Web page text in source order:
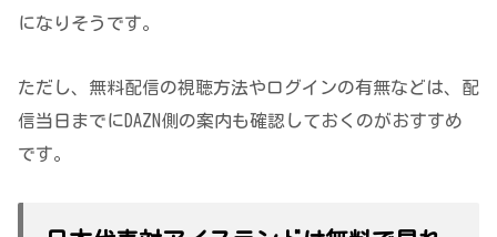
になりそうです。
ただし、無料配信の視聴方法やログインの有無などは、配
信当日までにDAZN側の案内も確認しておくのがおすすめ
です。